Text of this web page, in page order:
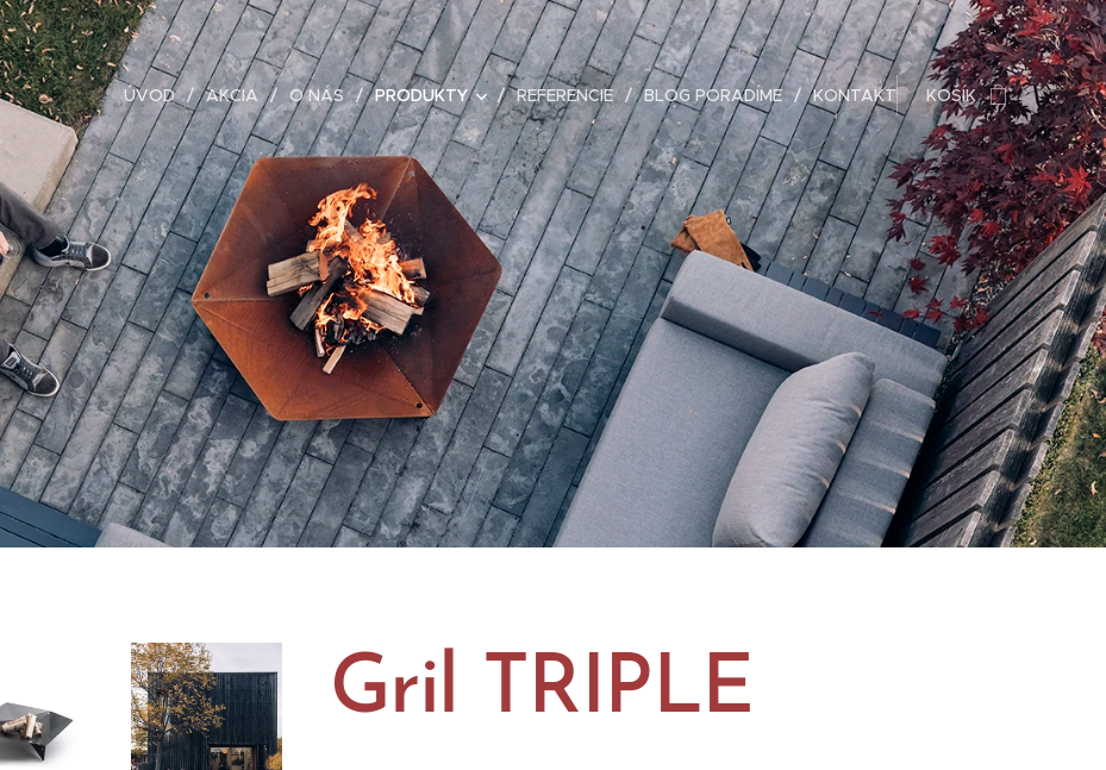
ÚVOD AKCIA O NÁS PRODUKTY REFERENCIE BLOG PORADÍME KONTAKT KOŠÍK
Gril TRIPLE